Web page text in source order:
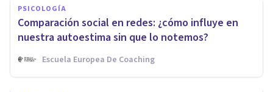
PSICOLOGÍA
Comparación social en redes: ¿cómo influye en
nuestra autoestima sin que lo notemos?
Escuela Europea De Coaching